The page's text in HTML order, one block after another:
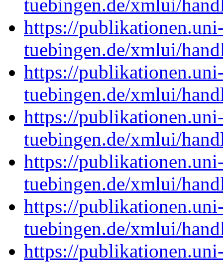
tuebingen.de/xmlui/
https://
tuebingen.de/xmlui/
https://
tuebingen.de/xmlui/
https://
tuebingen.de/xmlui/
https://
tuebingen.de/xmlui/
https://
tuebingen.de/xmlui/
https://